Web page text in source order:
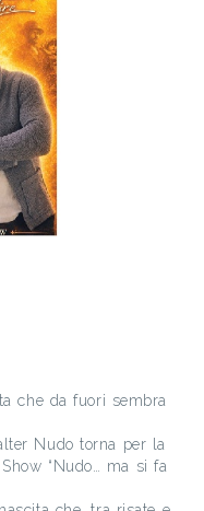
che da fuori sembra
Nudo torna per la
“Nudo… ma si fa